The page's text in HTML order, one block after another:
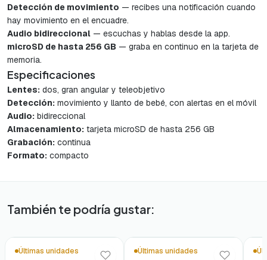
Detección de movimiento — recibes una notificación cuando
hay movimiento en el encuadre.
Audio bidireccional — escuchas y hablas desde la app.
microSD de hasta 256 GB — graba en continuo en la tarjeta de
memoria.
Especificaciones
Lentes: dos, gran angular y teleobjetivo
Detección: movimiento y llanto de bebé, con alertas en el móvil
Audio: bidireccional
Almacenamiento: tarjeta microSD de hasta 256 GB
Grabación: continua
Formato: compacto
También te podría gustar:
Últimas unidades Últimas unidades